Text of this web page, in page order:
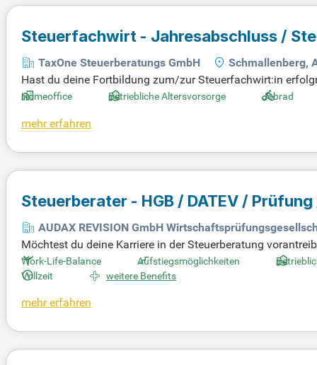
Steuerfachwirt - Jahresabschluss /
TaxOne Steuerberatungs GmbH
Schmallenberg,
Hast du deine Fortbildung zum/zur Steuerfachwirt:in
g? In einer modernen digitalen Kanzlei bist du versiert im
auf C1-Niveau, sowohl schriftlich als auch im direkten
zen.
Homeoffice Betriebliche Altersvorsorge Jobrad
mehr erfahren
Steuerberater - HGB / DATEV /
AUDAX REVISION GmbH
Möchtest du deine Karriere in der Steuerberatung
Berufserfahrung mitbringen! Du solltest gute Kenntnisse
ältiger, strukturierter Arbeitsstil und Teamarbeit sind
Work-Life-Balance Aufstiegsmöglichkeiten
Vollzeit
weitere Benefits
mehr erfahren